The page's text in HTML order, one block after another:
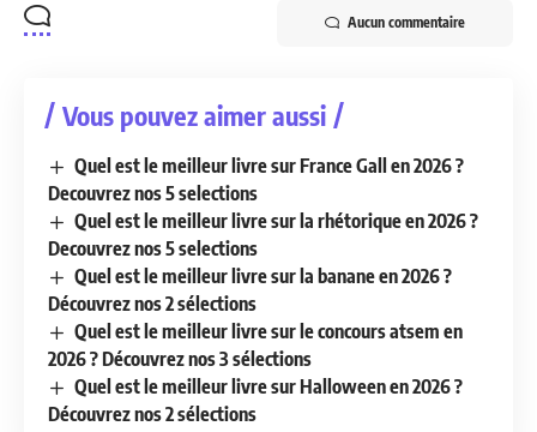
Aucun commentaire
Vous pouvez aimer aussi
Quel est le meilleur livre sur France Gall en 2026 ?
Decouvrez nos 5 selections
Quel est le meilleur livre sur la rhétorique en 2026 ?
Decouvrez nos 5 selections
Quel est le meilleur livre sur la banane en 2026 ?
Découvrez nos 2 sélections
Quel est le meilleur livre sur le concours atsem en
2026 ? Découvrez nos 3 sélections
Quel est le meilleur livre sur Halloween en 2026 ?
Découvrez nos 2 sélections